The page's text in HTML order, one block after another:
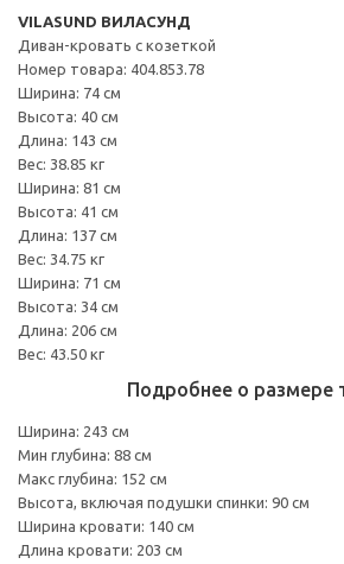
VILASUND ВИЛАСУНД
Диван-кровать с козеткой
Номер товара: 404.853.78
Ширина: 74 см
Высота: 40 см
Длина: 143 см
Вес: 38.85 кг
Ширина: 81 см
Высота: 41 см
Длина: 137 см
Вес: 34.75 кг
Ширина: 71 см
Высота: 34 см
Длина: 206 см
Вес: 43.50 кг
Подробнее о размере
Ширина: 243 см
Мин глубина: 88 см
Макс глубина: 152 см
Высота, включая подушки спинки: 90 см
Ширина кровати: 140 см
Длина кровати: 203 см